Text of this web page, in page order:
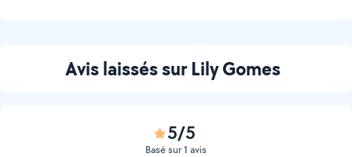
Avis laissés sur Lily Gomes
5/5
Basé sur 1 avis